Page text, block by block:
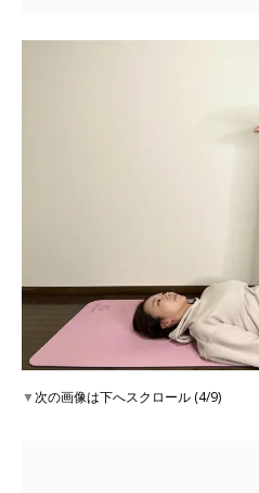
▼次の画像は下へスクロール (4/9)